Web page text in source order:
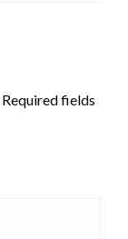
Required fields